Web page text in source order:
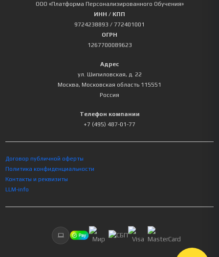
ООО «Платформа Персонализированного Обучения»
ИНН / КПП
9724238893 / 772401001
ОГРН
1267700089623
Адрес
ул. Шипиловская, д. 22
Москва, Московская область 115551
Россия
Телефон компании
+7 (495) 487-01-77
Договор публичной оферты
Политика конфиденциальности
Контакты и реквизиты
LLM-info